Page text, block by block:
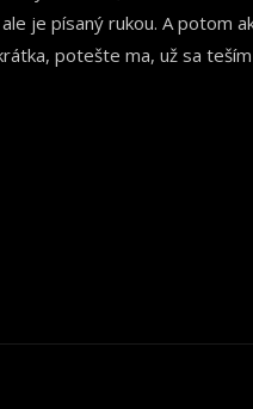
je písaný rukou. A potom
potešte ma, už sa